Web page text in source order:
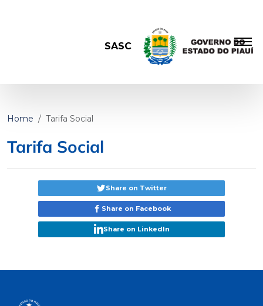
SASC
Home Tarifa Social
Tarifa Social
Share on Twitter
Share on Facebook
Share on LinkedIn